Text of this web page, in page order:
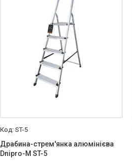
ST-5
Драбина-стрем'янка алюмінієва
Dnipro-M ST-5